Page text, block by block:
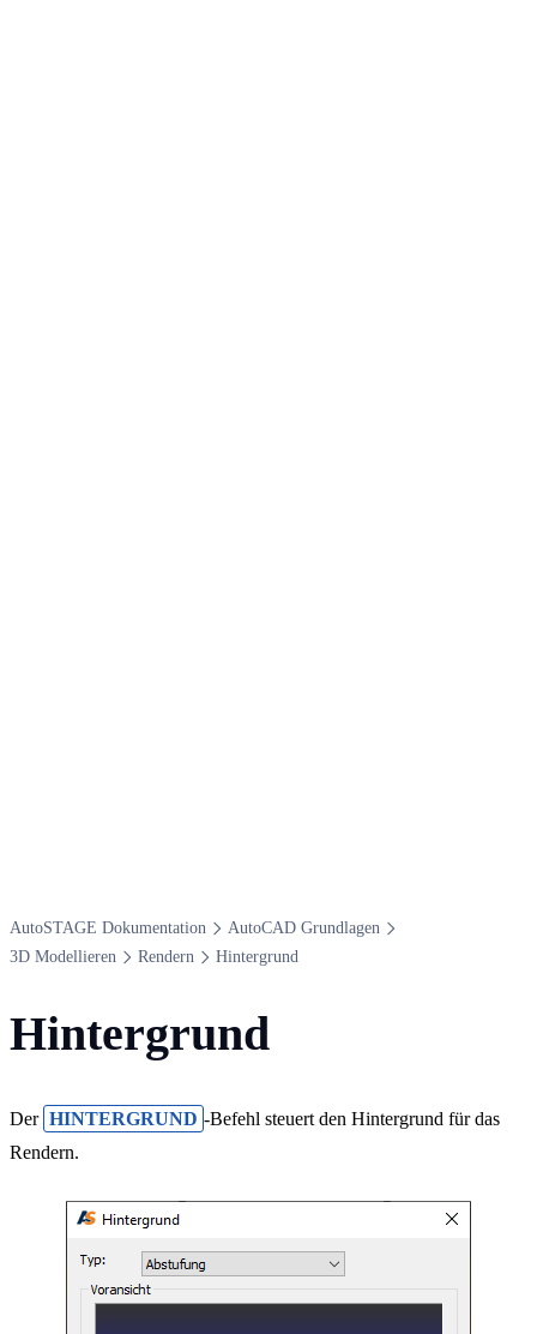
Auto​STAGE Dokumentation
Auto​CAD Grundlagen
3​D Modellieren
Rendern Hintergrund
Hintergrund
Der HINTERGRUND -Befehl steuert den Hintergrund für das
Rendern.